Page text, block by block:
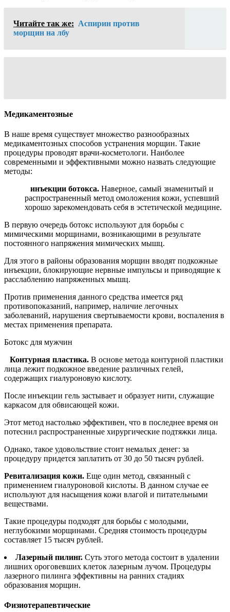
Читайте так же: Аспирин против
морщин на лбу
Медикаментозные
В наше время существует множество разнообразных
медикаментозных способов устранения морщин. Такие
процедуры проводят врачи-косметологи. Наиболее
современными и эффективными можно назвать следующие
методы:
инъекции ботокса. Наверное, самый знаменитый и
распространенный метод омоложения кожи, успевший
хорошо зарекомендовать себя в эстетической медицине.
В первую очередь ботокс используют для борьбы с
мимическими морщинами, возникающими в результате
постоянного напряжения мимических мышц.
Для этого в районы образования морщин вводят подкожные
инъекции, блокирующие нервные импульсы и приводящие к
расслаблению напряженных мышц.
Против применения данного средства имеется ряд
противопоказаний, например, наличие легочных
заболеваний, нарушения свертываемости крови, воспаления в
местах применения препарата.
Ботокс для мужчин
Контурная пластика. В основе метода контурной пластики
лица лежит подкожное введение различных гелей,
содержащих гиалуроновую кислоту.
После инъекции гель застывает и образует нити, служащие
каркасом для обвисающей кожи.
Этот метод настолько эффективен, что в последнее время он
потеснил распространенные хирургические подтяжки лица.
Однако, такое удовольствие стоит немалых денег: за
процедуру придется заплатить от 30 до 50 тысяч рублей.
Ревитализация кожи. Еще один метод, связанный с
применением гиалуроновой кислоты. В данном случае ее
используют для насыщения кожи влагой и питательными
веществами.
Такие процедуры подходят для борьбы с молодыми,
неглубокими морщинами. Средняя стоимость процедуры
составляет 15 тысяч рублей.
Лазерный пилинг. Суть этого метода состоит в удалении
лишних ороговевших клеток лазерным лучом. Процедуры
лазерного пилинга эффективны на ранних стадиях
образования морщин.
Физиотерапевтические